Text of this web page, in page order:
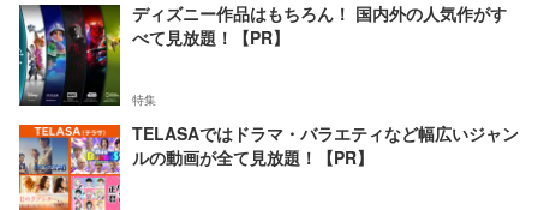
ディズニー作品はもちろん！ 国内外の人気作がす
べて見放題！【PR】
特集
TELASAではドラマ・バラエティなど幅広いジャン
ルの動画が全て見放題！【PR】